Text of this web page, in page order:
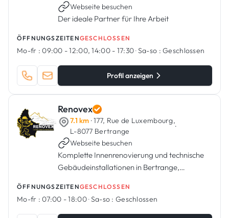
Webseite besuchen
Der ideale Partner für Ihre Arbeit
ÖFFNUNGSZEITENGESCHLOSSEN
Mo-fr : 09:00 - 12:00, 14:00 - 17:30·Sa-so : Geschlossen
Profil anzeigen
Renovex
7.1 km · 177, Rue de Luxembourg,
L-8077 Bertrange
·
Webseite besuchen
Komplette Innenrenovierung und technische
Gebäudeinstallationen in Bertrange,
ÖFFNUNGSZEITENGESCHLOSSEN
Mo-fr : 07:00 - 18:00·Sa-so : Geschlossen